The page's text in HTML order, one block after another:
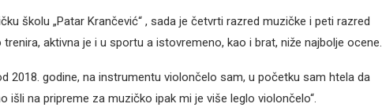
školu „Patar Krančević“ , sada je četvrti razred muzičke i peti razred
aktivna je i u sportu a istovremeno, kao i brat, niže najbolje ocene.
2018. godine, na instrumentu violončelo sam, u početku sam htela da
išli na pripreme za muzičko ipak mi je više leglo violončelo“.